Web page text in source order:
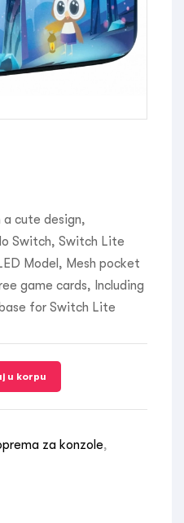
cute design,
Switch, Switch Lite
Model, Mesh pocket
game cards, Including
for Switch Lite
u korpu
za konzole,